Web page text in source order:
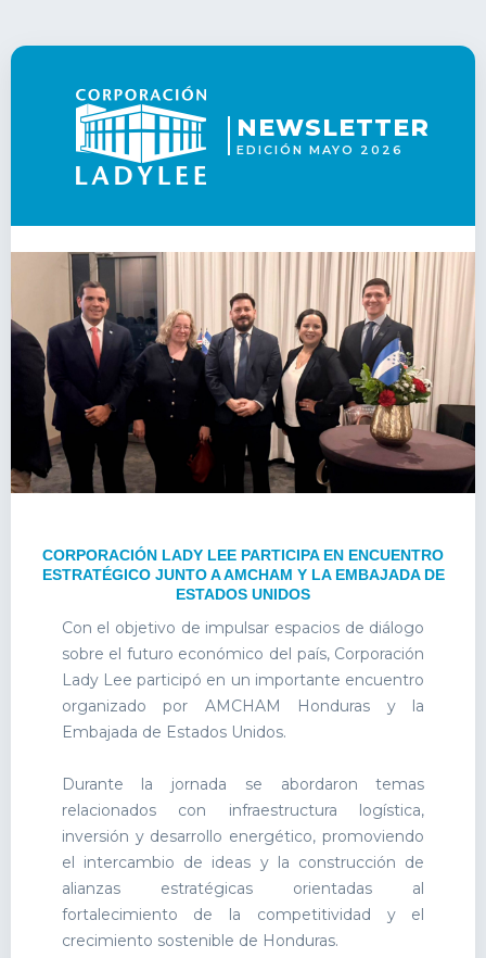
NEWSLETTER
EDICIÓN MAYO 2026
CORPORACIÓN LADY LEE PARTICIPA EN ENCUENTRO
ESTRATÉGICO JUNTO A AMCHAM Y LA EMBAJADA DE
ESTADOS UNIDOS
Con el objetivo de impulsar espacios de diálogo
sobre el futuro económico del país, Corporación
Lady Lee participó en un importante encuentro
organizado por AMCHAM Honduras y la
Embajada de Estados Unidos.
Durante la jornada se abordaron temas
relacionados con infraestructura logística,
inversión y desarrollo energético, promoviendo
el intercambio de ideas y la construcción de
alianzas estratégicas orientadas al
fortalecimiento de la competitividad y el
crecimiento sostenible de Honduras.